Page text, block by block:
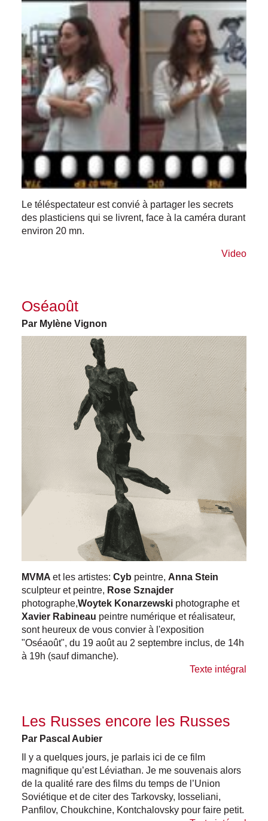
Le téléspectateur est convié à partager les secrets
des plasticiens qui se livrent, face à la caméra durant
environ 20 mn.
Video
Oséaoût
Par Mylène Vignon
MVMA et les artistes: Cyb peintre, Anna Stein
sculpteur et peintre, Rose Sznajder
photographe,Woytek Konarzewski photographe et
Xavier Rabineau peintre numérique et réalisateur,
sont heureux de vous convier à l'exposition
"Oséaoût", du 19 août au 2 septembre inclus, de 14h
à 19h (sauf dimanche).
Texte intégral
Les Russes encore les Russes
Par Pascal Aubier
Il y a quelques jours, je parlais ici de ce film
magnifique qu’est Léviathan. Je me souvenais alors
de la qualité rare des films du temps de l’Union
Soviétique et de citer des Tarkovsky, Iosseliani,
Panfilov, Choukchine, Kontchalovsky pour faire petit.